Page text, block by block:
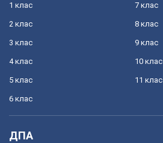
1 клас
2 клас
3 клас
4 клас
5 клас
6 клас
7 клас
8 клас
9 клас
10 клас
11 клас
ДПА